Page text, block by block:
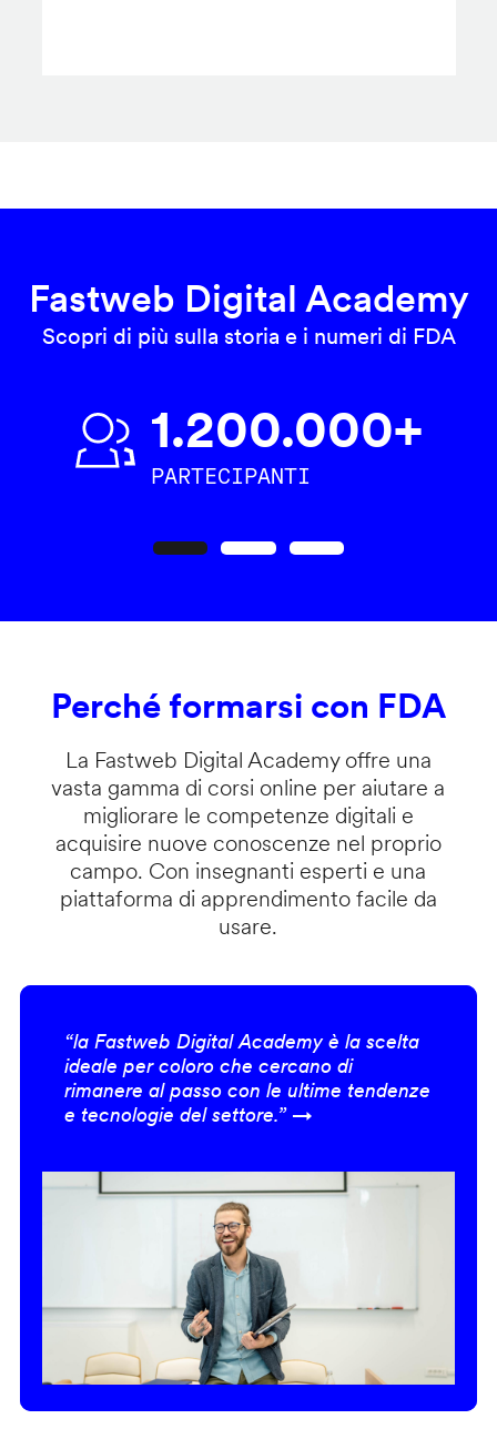
Fastweb Digital Academy
Scopri di più sulla storia e i numeri di FDA
1.200.000+
PARTECIPANTI
Perché formarsi con FDA
La Fastweb Digital Academy offre una
vasta gamma di corsi online per aiutare a
migliorare le competenze digitali e
acquisire nuove conoscenze nel proprio
campo. Con insegnanti esperti e una
piattaforma di apprendimento facile da
usare.
“la Fastweb Digital Academy è la scelta
ideale per coloro che cercano di
rimanere al passo con le ultime tendenze
e tecnologie del settore.” →